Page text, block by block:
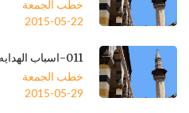
خطب الجمعة
2015-05-22
011-اسباب الهدايه
خطب الجمعة
2015-05-29